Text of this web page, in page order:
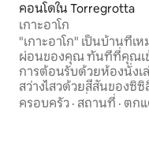
คอนโดใน Torregrotta
เกาะอาโก
"เกาะอาโก" เป็นบ้านที่เ
ผ่อนของคุณ ทันทีที่คุณเ
การต้อนรับด้วยห้องนั่ง
สว่างไสวด้วยสีสันของซิ
เฟอร์นิเจอร์ที่ดึงดูดสายต
ครอบครัว · สถานที่ · ตก